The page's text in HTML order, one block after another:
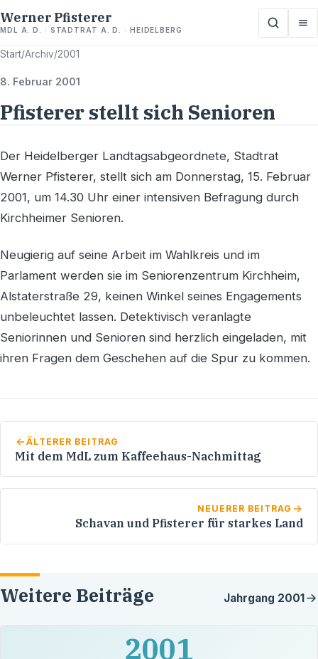
Werner Pfisterer
MDL A. D. · STADTRAT A. D. · HEIDELBERG
Start/Archiv/2001
8. Februar 2001
Pfisterer stellt sich Senioren
Der Heidelberger Landtagsabgeordnete, Stadtrat
Werner Pfisterer, stellt sich am Donnerstag, 15. Februar
2001, um 14.30 Uhr einer intensiven Befragung durch
Kirchheimer Senioren.
Neugierig auf seine Arbeit im Wahlkreis und im
Parlament werden sie im Seniorenzentrum Kirchheim,
Alstaterstraße 29, keinen Winkel seines Engagements
unbeleuchtet lassen. Detektivisch veranlagte
Seniorinnen und Senioren sind herzlich eingeladen, mit
ihren Fragen dem Geschehen auf die Spur zu kommen.
ÄLTERER BEITRAG
Mit dem MdL zum Kaffeehaus-Nachmittag
NEUERER BEITRAG
Schavan und Pfisterer für starkes Land
Weitere Beiträge Jahrgang 2001
2001